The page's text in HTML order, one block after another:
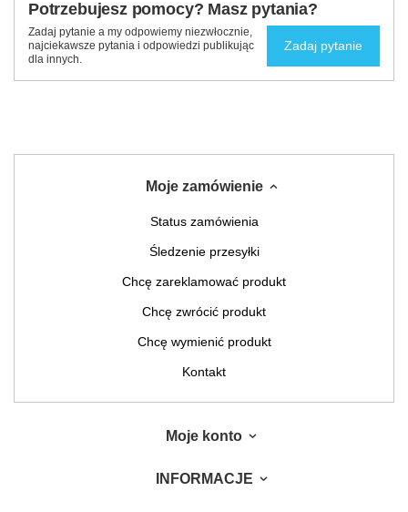
Potrzebujesz pomocy? Masz pytania?
Zadaj pytanie a my odpowiemy niezwłocznie,
najciekawsze pytania i odpowiedzi publikując
dla innych.
Zadaj pytanie
Moje zamówienie
Status zamówienia
Śledzenie przesyłki
Chcę zareklamować produkt
Chcę zwrócić produkt
Chcę wymienić produkt
Kontakt
Moje konto
INFORMACJE